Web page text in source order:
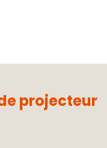
projecteur